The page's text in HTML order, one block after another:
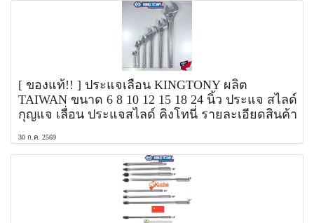
[ ของแท้!! ] ประแจเลื่อน KINGTONY ผลิต
TAIWAN ขนาด 6 8 10 12 15 18 24 นิ้ว ประแจ สไลด์
กุญแจ เลื่อน ประแจสไลด์ คิงโทนี่ รายละเอียดสินค้า
30 ก.ค. 2569